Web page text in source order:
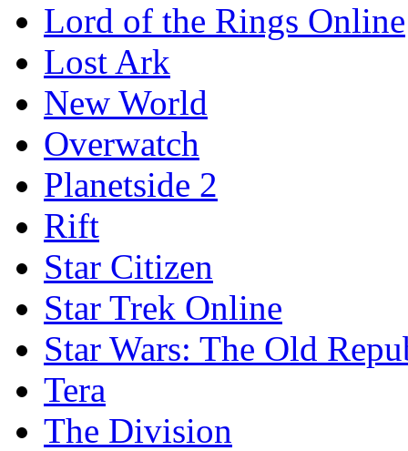
Lord of the Rings Online
Lost Ark
New World
Overwatch
Planetside 2
Rift
Star Citizen
Star Trek Online
Star Wars: The Old
Tera
The Division